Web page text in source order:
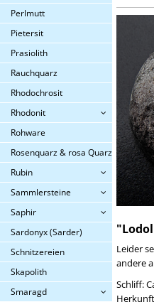
Perlmutt
Pietersit
Prasiolith
Rauchquarz
Rhodochrosit
Rhodonit
Rohware
Rosenquarz & rosa Quarz
Rubin
Sammlersteine
Saphir
Sardonyx (Sarder)
Schnitzereien
Skapolith
Smaragd
Leider
andere
Schliff: